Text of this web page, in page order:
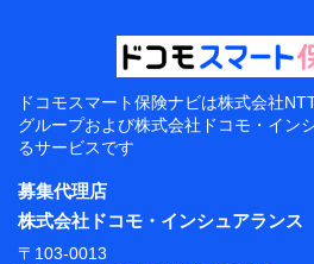
ドコモスマート保険ナビは株式会社
グループおよび株式会社ドコモ・イン
るサービスです
募集代理店
株式会社ドコモ・インシュアランス
〒103-0013